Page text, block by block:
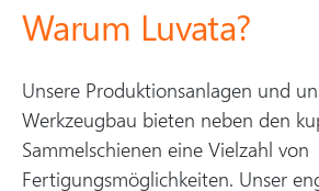
Warum Luvata?
Unsere Produktionsanlagen und
Werkzeugbau bieten neben den
Sammelschienen eine Vielzahl von
Fertigungsmöglichkeiten. Unser